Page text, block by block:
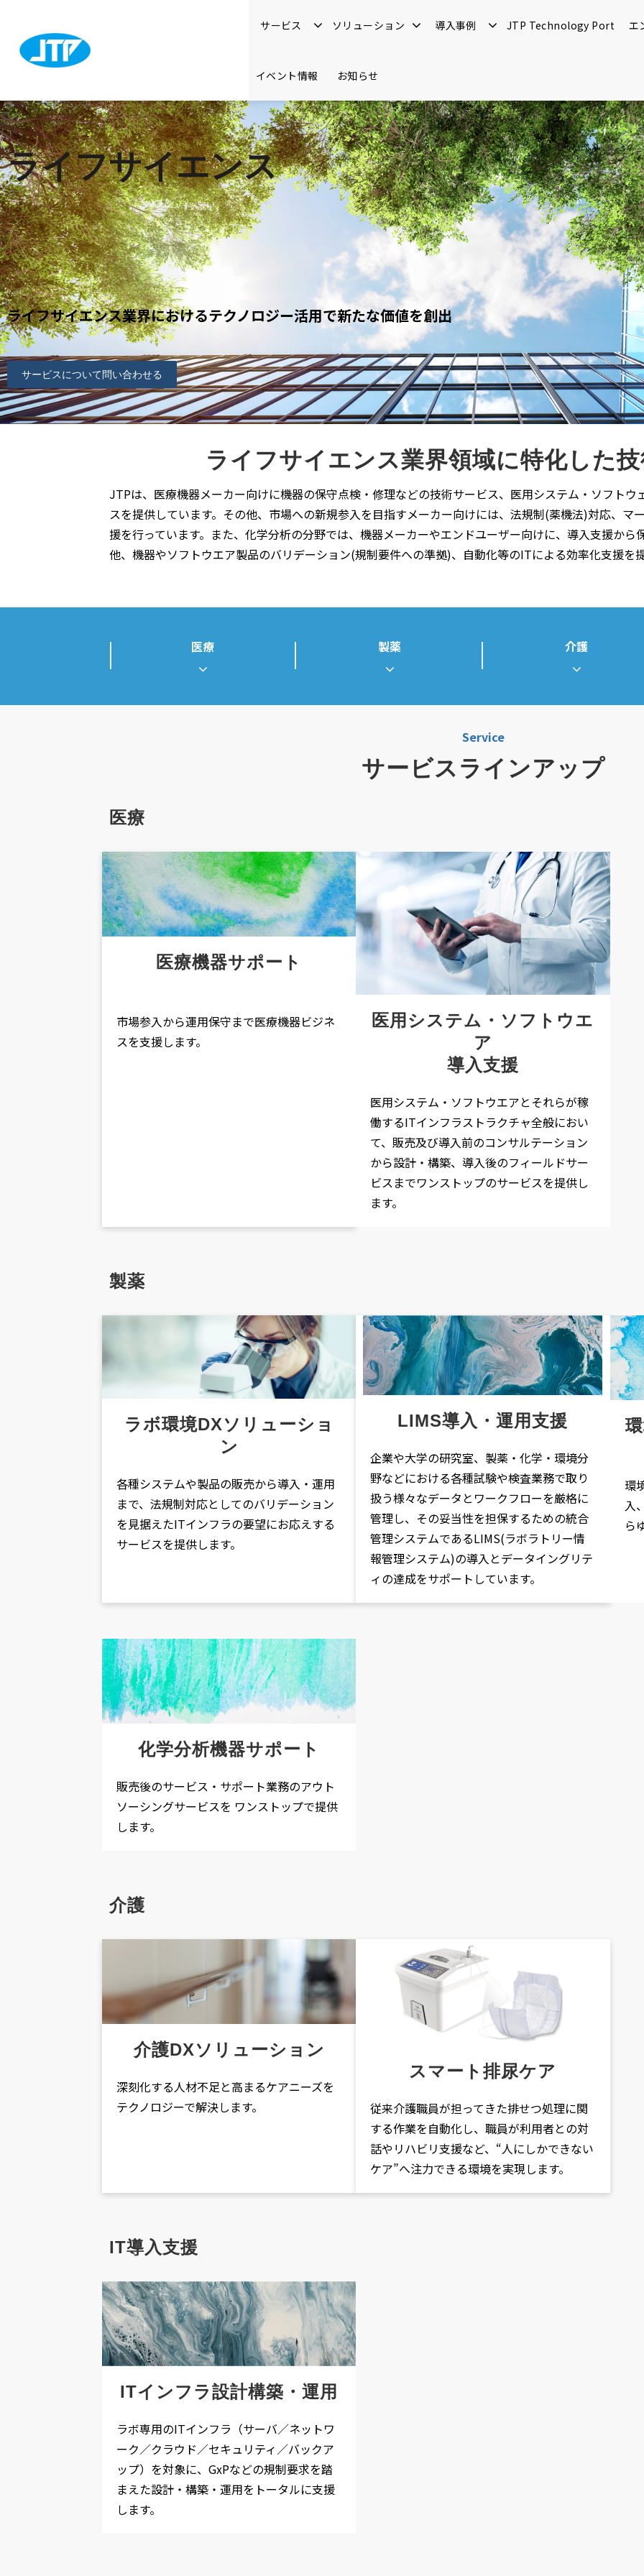
サービス ソリューション 導入事例 JTP Technology Port エ
イベント情報 お知らせ
ライフサイエンス
ライフサイエンス業界におけるテクノロジー活用で新たな価値を創出
サービスについて問い合わせる
ライフサイエンス業界領域に特化した
JTPは、医療機器メーカー向けに機器の保守点検・修理などの技術サービス、医用システム・ソフト
スを提供しています。その他、市場への新規参入を目指すメーカー向けには、法規制(薬機法)対応、マ
援を行っています。また、化学分析の分野では、機器メーカーやエンドユーザー向けに、導入支援か
他、機器やソフトウエア製品のバリデーション(規制要件への準拠)、自動化等のITによる効率化支援を提
医療 製薬 介護
Service
サービスラインアップ
医療
医療機器サポート
市場参入から運用保守まで医療機器ビジネ
スを支援します。
医用システム・ソフトウエ
ア
導入支援
医用システム・ソフトウエアとそれらが稼
働するITインフラストラクチャ全般におい
て、販売及び導入前のコンサルテーション
から設計・構築、導入後のフィールドサー
ビスまでワンストップのサービスを提供し
ます。
製薬
ラボ環境DXソリューショ
ン
各種システムや製品の販売から導入・運用
まで、法規制対応としてのバリデーション
を見据えたITインフラの要望にお応えする
サービスを提供します。
LIMS導入・運用支援
企業や大学の研究室、製薬・化学・環境分
野などにおける各種試験や検査業務で取り
扱う様々なデータとワークフローを厳格に
管理し、その妥当性を担保するための統合
管理システムであるLIMS(ラボラトリー情
報管理システム)の導入とデータイングリテ
ィの達成をサポートしています。
環
入
ら
化学分析機器サポート
販売後のサービス・サポート業務のアウト
ソーシングサービスを ワンストップで提供
します。
介護
介護DXソリューション
深刻化する人材不足と高まるケアニーズを
テクノロジーで解決します。
スマート排尿ケア
従来介護職員が担ってきた排せつ処理に関
する作業を自動化し、職員が利用者との対
話やリハビリ支援など、“人にしかできない
ケア”へ注力できる環境を実現します。
IT導入支援
ITインフラ設計構築・運用
ラボ専用のITインフラ（サーバ／ネットワ
ーク／クラウド／セキュリティ／バックア
ップ）を対象に、GxPなどの規制要求を踏
まえた設計・構築・運用をトータルに支援
します。